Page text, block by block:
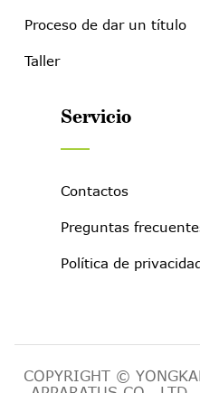
Proceso de dar un título
Taller
Servicio
Contactos
Preguntas
Política de privacidad
COPYRIGHT ©